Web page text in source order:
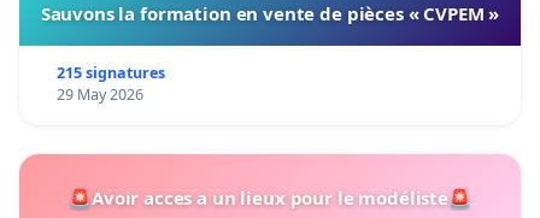
Sauvons la formation en vente de pièces « CVPEM »
215 signatures
29 May 2026
🚨Avoir acces a un lieux pour le modéliste🚨